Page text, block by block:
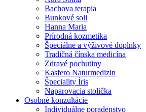
Bachova terapia
Bunkové soli
Hanna Maria
Prírodná kozmetika
Špeciálne a výživové doplnky
Tradičná čínska medicína
Zdravé pochutiny
Kasfero Naturmedizin
Špeciality Íris
Naparovacia stolička
Osobné konzultácie
Individuálne poradenstvo